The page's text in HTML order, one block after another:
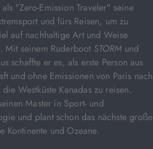
"Zero-Emission Traveler" seine
und fürs Reisen, um zu
auf nachhaltige Art und Weise
Mit seinem Ruderboot STORM und
schaffte er es, als erste Person aus
und ohne Emissionen von Paris nach
Westküste Kanadas zu reisen.
Master in Sport- und
und plant schon das nächste große
Kontinente und Ozeane.